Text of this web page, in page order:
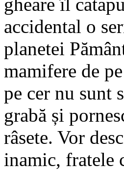
gheare îl
accidental o
planetei
mamifere de
pe cer nu sunt
grabă și
râsete. Vor
inamic, fratele